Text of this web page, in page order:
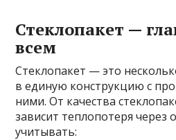
Стеклопакет —
всем
Стеклопакет — это
в единую конструкцию с
ними. От качества
зависит теплопотеря через
учитывать: